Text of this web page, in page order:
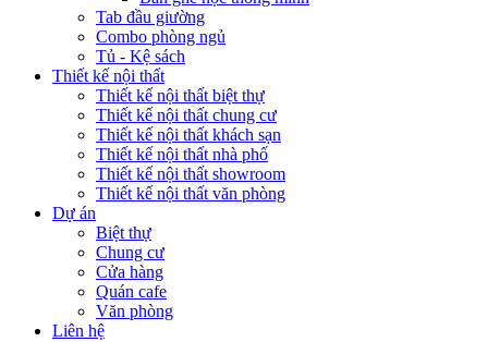
Tab đầu giường
Combo phòng ngủ
Tủ - Kệ sách
Thiết kế nội thất
Thiết kế nội thất biệt thự
Thiết kế nội thất chung cư
Thiết kế nội thất khách sạn
Thiết kế nội thất nhà phố
Thiết kế nội thất showroom
Thiết kế nội thất văn phòng
Dự án
Biệt thự
Chung cư
Cửa hàng
Quán cafe
Văn phòng
Liên hệ